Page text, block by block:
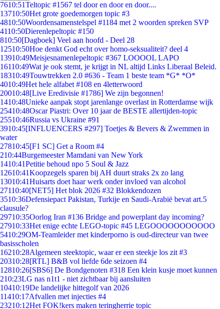
7610:51Teltopic #1567 tel door en door en door....
13710:50Het grote goedemorgen topic #3
4810:50Woordensamenstelspel #1184 met 2 woorden spreken SVP
4110:50Dierenlepeltopic #150
810:50[Dagboek] Veel aan hoofd - Deel 28
12510:50Hoe denkt God echt over homo-seksualiteit? deel 4
13910:49Meisjesnamenlepeltopic #367 LOOOOL LAPO
16110:49Wat je ook stemt, je krijgt in NL altijd Links Liberaal Beleid.
18310:49Touwtrekken 2.0 #636 - Team 1 beste team *G* *O*
4010:49Het hele alfabet #108 en 4letterwoord
20010:48[Live Eredivisie #1786] We zijn begonnen!
1410:48Unieke aanpak stopt jarenlange overlast in Rotterdamse wijk
25410:48Oscar Piastri: Over 10 jaar de BESTE allertijden-topic
25510:46Russia vs Ukraine #91
3910:45[INFLUENCERS #297] Toetjes & Bevers & Zwemmen in
water
27810:45[F1 SC] Get a Room #4
210:44Burgemeester Mamdani van New York
1410:41Petitie behoud npo 5 Soul & Jazz
12610:41Koopzegels sparen bij AH duurt straks 2x zo lang
13010:41Huisarts doet haar werk onder invloed van alcohol
27110:40[NET5] Het blok 2026 #32 Blokkendozen
3510:36Defensiepact Pakistan, Turkije en Saudi-Arabië bevat art.5
clausule?
29710:35Oorlog Iran #136 Bridge and powerplant day incoming?
27910:33Het enige echte LEGO-topic #45 LEGOOOOOOOOOOO
5410:29OM-Teamleider met kinderporno is oud-directeur van twee
basisscholen
16210:28Algemeen steektopic, waar er een steekje los zit #3
20310:28[RTL] B&B vol liefde 6de seizoen #4
12810:26[SBS6] De Bondgenoten #318 Een klein kusje moet kunnen
210:23LG nas n1t1 - niet zichtbaar bij aansluiten
10410:19De landelijke hittegolf van 2026
11410:17Afvallen met injecties #4
23210:12Het FOK!kers maken teringherrie topic